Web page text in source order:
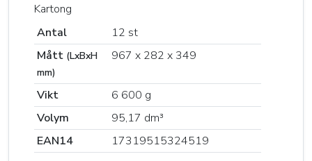
Kartong
Antal
12 st
Mått (LxBxH
mm)
967 x 282 x 349
Vikt
6 600 g
Volym
95,17 dm³
EAN14
17319515324519